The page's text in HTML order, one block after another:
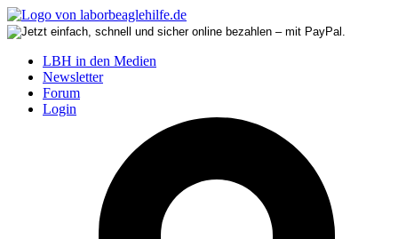
LBH in den Medien
Newsletter
Forum
Login